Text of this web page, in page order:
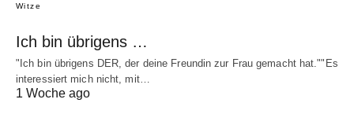
Witze
Ich bin übrigens …
"Ich bin übrigens DER, der deine Freundin zur Frau gemacht hat.""Es
interessiert mich nicht, mit…
1 Woche ago